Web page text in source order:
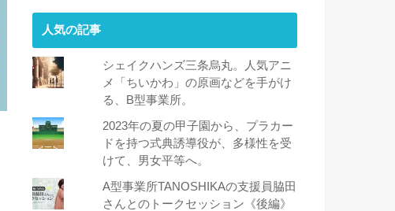
人気の記事
シェイクハンズ三条烏丸。人気アニ
メ「ちいかわ」の原画などを手がけ
る、B型事業所。
2023年の夏の甲子園から、プラカー
ドを持つ式典誘導役が、多様性を受
けて、男女平等へ。
A型事業所TANOSHIKAの支援員脇田
さんとのトークセッション《後編》